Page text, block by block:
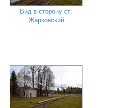
Вид в сторону ст.
Жарковский